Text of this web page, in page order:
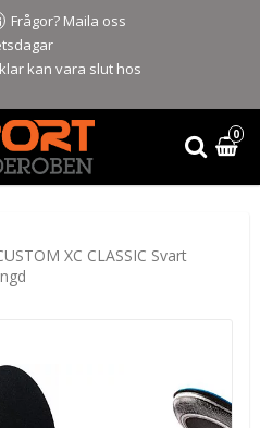
Frågor? Maila oss
kan vara slut hos
0
XC CLASSIC Svart